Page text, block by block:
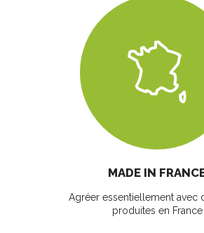
MADE IN
Agréer essentiellement avec
produites en France